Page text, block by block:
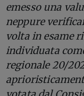
emesso una
neppure
volta in esame
individuata
regionale 20/